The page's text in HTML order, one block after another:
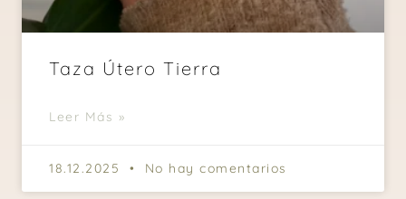
Taza Útero Tierra
Leer Más »
18.12.2025 No hay comentarios